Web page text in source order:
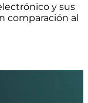
y sus
comparación al